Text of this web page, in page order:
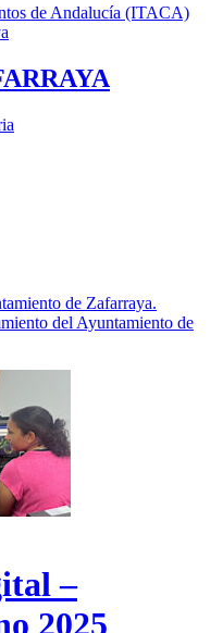
de Andalucía (ITACA)
de Zafarraya.
del Ayuntamiento de
–
2025